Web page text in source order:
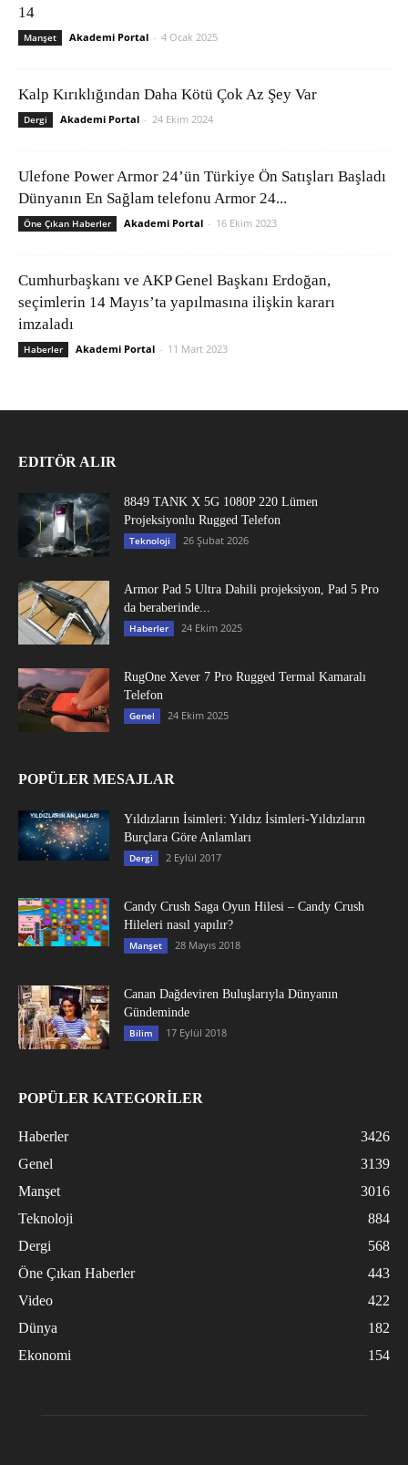
14
Manşet Akademi Portal - 4 Ocak 2025
Kalp Kırıklığından Daha Kötü Çok Az Şey Var
Dergi Akademi Portal - 24 Ekim 2024
Ulefone Power Armor 24’ün Türkiye Ön Satışları Başladı
Dünyanın En Sağlam telefonu Armor 24...
Öne Çıkan Haberler Akademi Portal - 16 Ekim 2023
Cumhurbaşkanı ve AKP Genel Başkanı Erdoğan,
seçimlerin 14 Mayıs’ta yapılmasına ilişkin kararı
imzaladı
Haberler Akademi Portal - 11 Mart 2023
EDITÖR ALIR
8849 TANK X 5G 1080P 220 Lümen
Projeksiyonlu Rugged Telefon
Teknoloji 26 Şubat 2026
Armor Pad 5 Ultra Dahili projeksiyon, Pad 5 Pro
da beraberinde...
Haberler 24 Ekim 2025
RugOne Xever 7 Pro Rugged Termal Kamaralı
Telefon
Genel 24 Ekim 2025
POPÜLER MESAJLAR
Yıldızların İsimleri: Yıldız İsimleri-Yıldızların
Burçlara Göre Anlamları
Dergi 2 Eylül 2017
Candy Crush Saga Oyun Hilesi – Candy Crush
Hileleri nasıl yapılır?
Manşet 28 Mayıs 2018
Canan Dağdeviren Buluşlarıyla Dünyanın
Gündeminde
Bilim 17 Eylül 2018
POPÜLER KATEGORİLER
Haberler
3426
Genel
3139
Manşet
3016
Teknoloji
884
Dergi
568
Öne Çıkan Haberler
443
Video
422
Dünya
182
Ekonomi
154